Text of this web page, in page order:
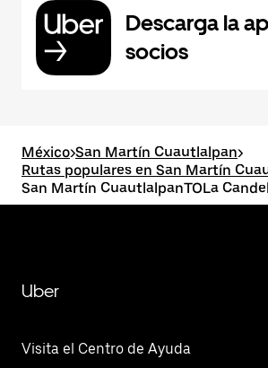
Descarga la
socios
México>San Martín Cuautlalpan>
Rutas populares en San Martín
San Martín CuautlalpanTOLa
Uber
Visita el Centro de Ayuda